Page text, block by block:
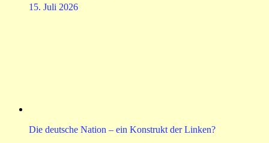
15. Juli 2026
Die deutsche Nation – ein Konstrukt der Linken?